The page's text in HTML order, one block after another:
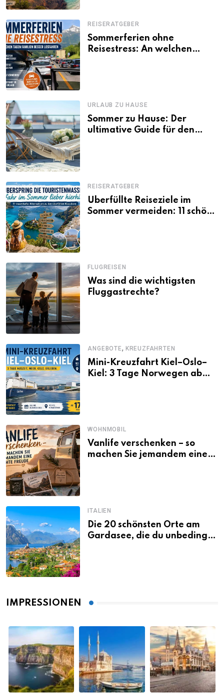
REISERATGEBER
Sommerferien ohne
Reisestress: An welchen
URLAUB ZU HAUSE
Sommer zu Hause: Der
ultimative Guide für den
REISERATGEBER
Überfüllte Reiseziele im
Sommer vermeiden: 11 schöne
FLUGREISEN
Was sind die wichtigsten
Fluggastrechte?
ANGEBOTE, KREUZFAHRTEN
Mini-Kreuzfahrt Kiel–Oslo–
Kiel: 3 Tage Norwegen ab
WOHNMOBIL
Vanlife verschenken – so
machen Sie jemandem eine
ITALIEN
Die 20 schönsten Orte am
Gardasee, die du unbedingt
IMPRESSIONEN